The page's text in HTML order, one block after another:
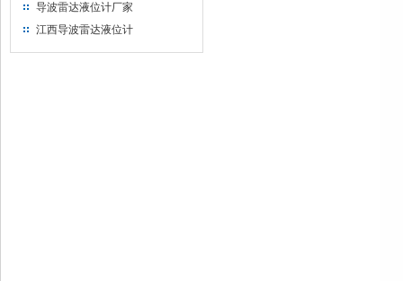
导波雷达液位计厂家
江西导波雷达液位计